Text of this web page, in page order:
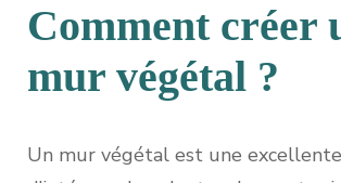
Comment créer
mur végétal ?
Un mur végétal est une